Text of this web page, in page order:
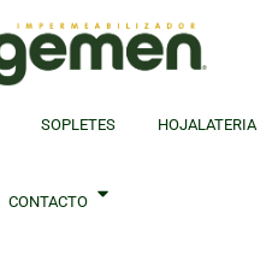
SOPLETES HOJALATERIA
CONTACTO